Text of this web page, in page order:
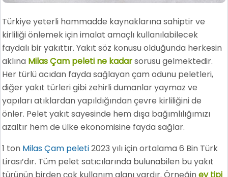
Türkiye yeterli hammadde kaynaklarına sahiptir ve
kirliliği önlemek için imalat amaçlı kullanılabilecek
faydalı bir yakıttır. Yakıt söz konusu olduğunda herkesin
aklına Milas Çam peleti ne kadarsorusu gelmektedir.
Her türlü acıdan fayda sağlayan çam odunu peletleri,
diğer yakıt türleri gibi zehirli dumanlar yaymaz ve
yapıları atıklardan yapıldığından çevre kirliliğini de
önler. Pelet yakıt sayesinde hem dışa bağımlılığımızı
azaltır hem de ülke ekonomisine fayda sağlar.
1 ton Milas Çam peleti2023 yılı için ortalama 6 Bin Türk
Lirası’dır. Tüm pelet satıcılarında bulunabilen bu yakıt
türünün birden çok kullanım alanı vardır. Örneğinev tipi